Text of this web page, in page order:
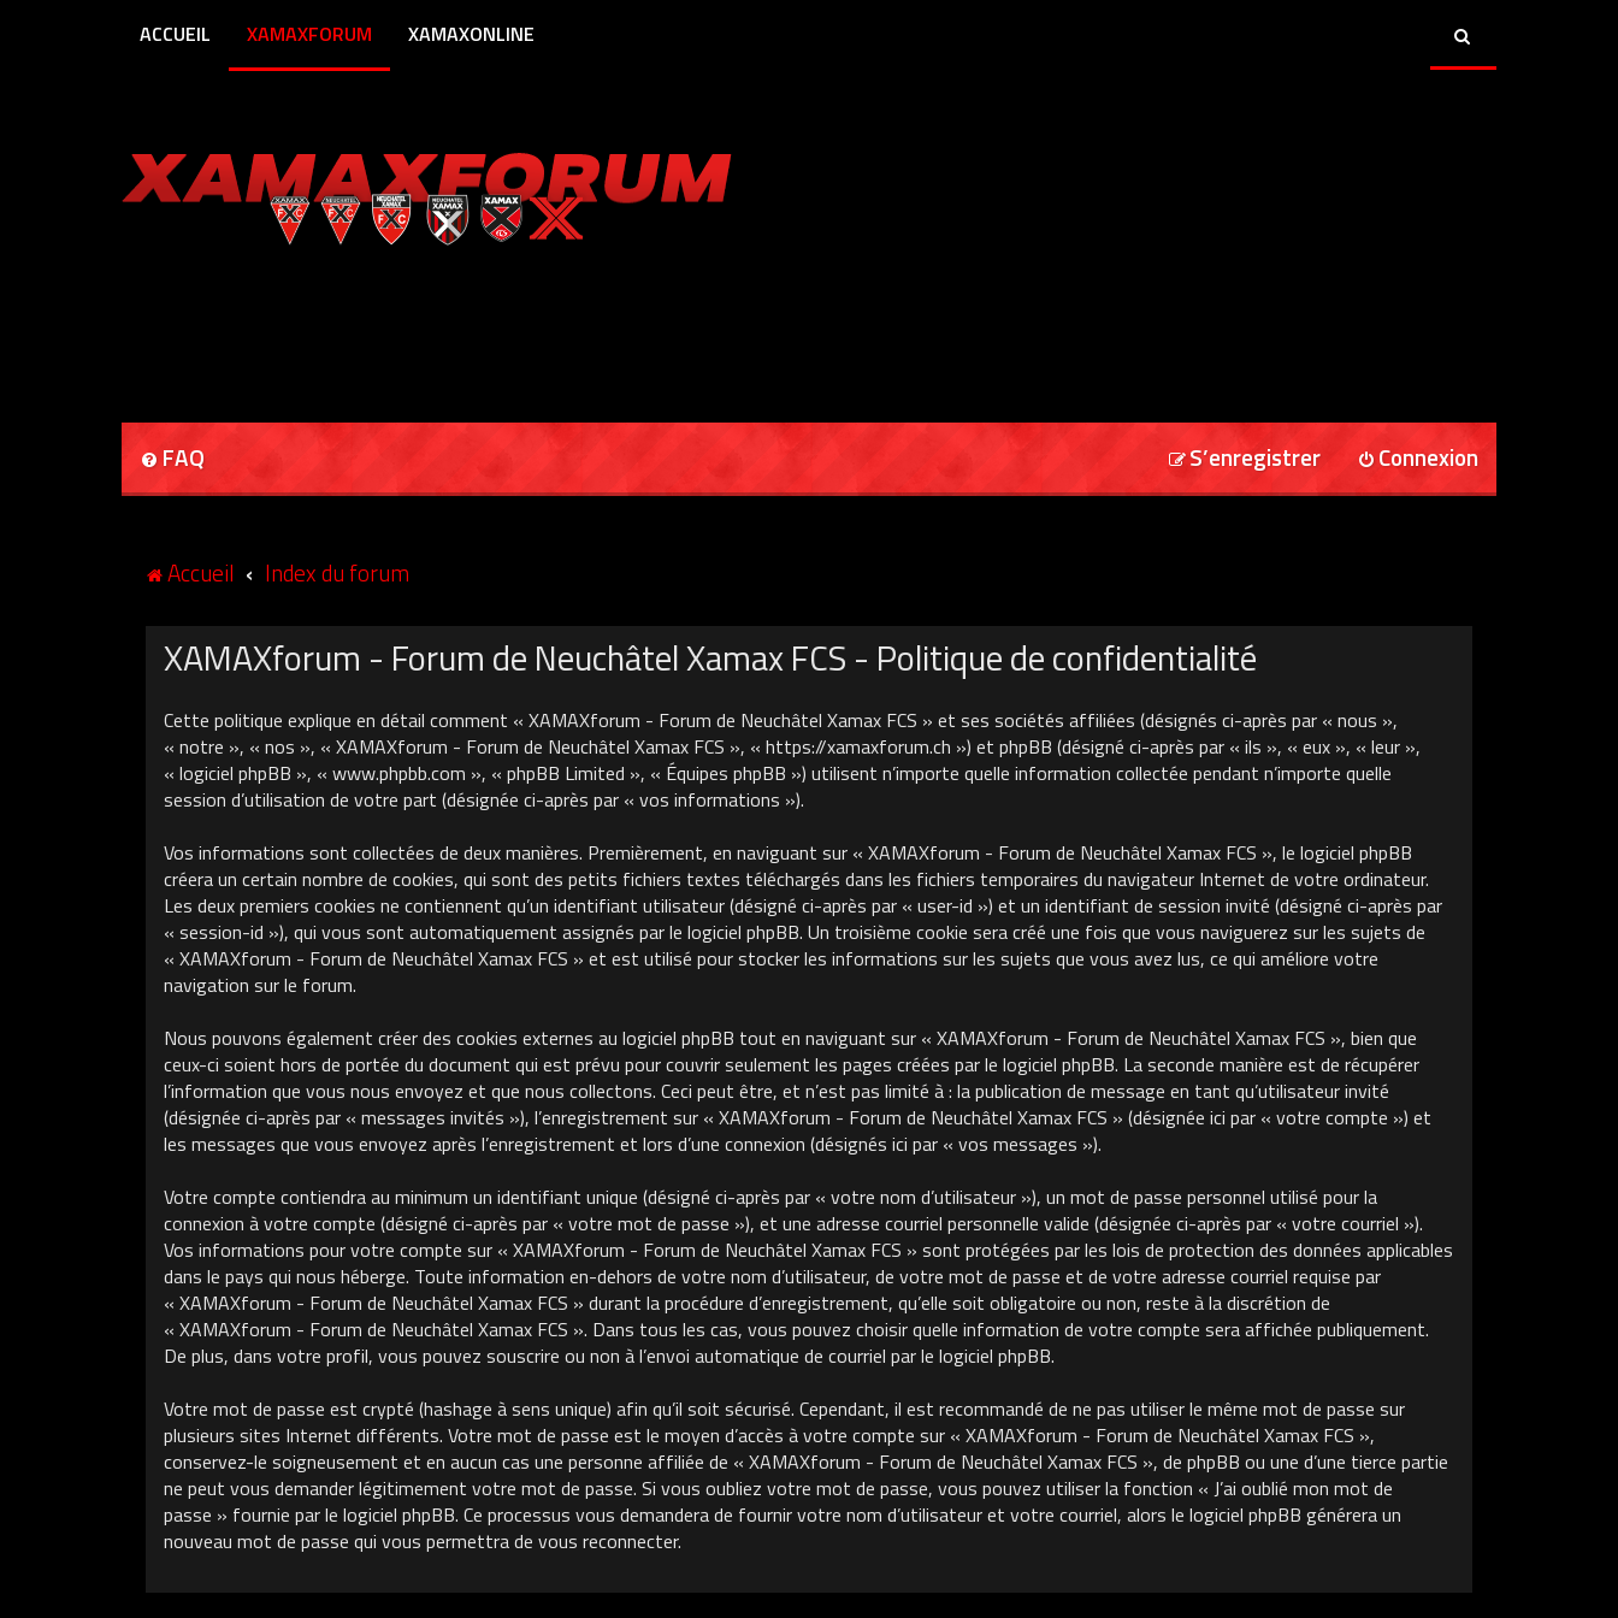
ACCUEIL XAMAXFORUM XAMAXONLINE
FAQ Connexion
S’enregistrer
Accueil Index du forum
XAMAXforum - Forum de Neuchâtel Xamax FCS - Politique de confidentialité
Cette politique explique en détail comment « XAMAXforum - Forum de Neuchâtel Xamax FCS » et ses sociétés affiliées (désignés ci-après par « nous »,
« notre », « nos », « XAMAXforum - Forum de Neuchâtel Xamax FCS », « https://xamaxforum.ch ») et phpBB (désigné ci-après par « ils », « eux », « leur »,
« logiciel phpBB », « www.phpbb.com », « phpBB Limited », « Équipes phpBB ») utilisent n’importe quelle information collectée pendant n’importe quelle
session d’utilisation de votre part (désignée ci-après par « vos informations »).
Vos informations sont collectées de deux manières. Premièrement, en naviguant sur « XAMAXforum - Forum de Neuchâtel Xamax FCS », le logiciel phpBB
créera un certain nombre de cookies, qui sont des petits fichiers textes téléchargés dans les fichiers temporaires du navigateur Internet de votre ordinateur.
Les deux premiers cookies ne contiennent qu’un identifiant utilisateur (désigné ci-après par « user-id ») et un identifiant de session invité (désigné ci-après par
« session-id »), qui vous sont automatiquement assignés par le logiciel phpBB. Un troisième cookie sera créé une fois que vous naviguerez sur les sujets de
« XAMAXforum - Forum de Neuchâtel Xamax FCS » et est utilisé pour stocker les informations sur les sujets que vous avez lus, ce qui améliore votre
navigation sur le forum.
Nous pouvons également créer des cookies externes au logiciel phpBB tout en naviguant sur « XAMAXforum - Forum de Neuchâtel Xamax FCS », bien que
ceux-ci soient hors de portée du document qui est prévu pour couvrir seulement les pages créées par le logiciel phpBB. La seconde manière est de récupérer
l’information que vous nous envoyez et que nous collectons. Ceci peut être, et n’est pas limité à : la publication de message en tant qu’utilisateur invité
(désignée ci-après par « messages invités »), l’enregistrement sur « XAMAXforum - Forum de Neuchâtel Xamax FCS » (désignée ici par « votre compte ») et
les messages que vous envoyez après l’enregistrement et lors d’une connexion (désignés ici par « vos messages »).
Votre compte contiendra au minimum un identifiant unique (désigné ci-après par « votre nom d’utilisateur »), un mot de passe personnel utilisé pour la
connexion à votre compte (désigné ci-après par « votre mot de passe »), et une adresse courriel personnelle valide (désignée ci-après par « votre courriel »).
Vos informations pour votre compte sur « XAMAXforum - Forum de Neuchâtel Xamax FCS » sont protégées par les lois de protection des données applicables
dans le pays qui nous héberge. Toute information en-dehors de votre nom d’utilisateur, de votre mot de passe et de votre adresse courriel requise par
« XAMAXforum - Forum de Neuchâtel Xamax FCS » durant la procédure d’enregistrement, qu’elle soit obligatoire ou non, reste à la discrétion de
« XAMAXforum - Forum de Neuchâtel Xamax FCS ». Dans tous les cas, vous pouvez choisir quelle information de votre compte sera affichée publiquement.
De plus, dans votre profil, vous pouvez souscrire ou non à l’envoi automatique de courriel par le logiciel phpBB.
Votre mot de passe est crypté (hashage à sens unique) afin qu’il soit sécurisé. Cependant, il est recommandé de ne pas utiliser le même mot de passe sur
plusieurs sites Internet différents. Votre mot de passe est le moyen d’accès à votre compte sur « XAMAXforum - Forum de Neuchâtel Xamax FCS »,
conservez-le soigneusement et en aucun cas une personne affiliée de « XAMAXforum - Forum de Neuchâtel Xamax FCS », de phpBB ou une d’une tierce partie
ne peut vous demander légitimement votre mot de passe. Si vous oubliez votre mot de passe, vous pouvez utiliser la fonction « J’ai oublié mon mot de
passe » fournie par le logiciel phpBB. Ce processus vous demandera de fournir votre nom d’utilisateur et votre courriel, alors le logiciel phpBB générera un
nouveau mot de passe qui vous permettra de vous reconnecter.